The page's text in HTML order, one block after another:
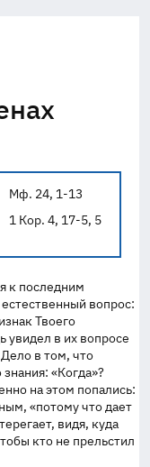
Мф. 24, 1-13
1 Кор. 4, 17-5, 5
к последним
вопрос:
Твоего
увидел в их вопросе
в том, что
«Когда»?
на этом попались:
«потому что дает
видя, куда
кто не прельстил